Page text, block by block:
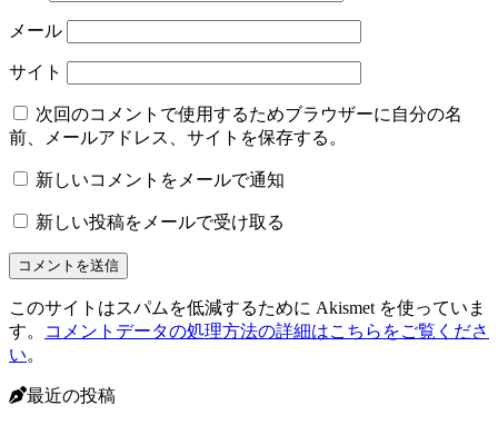
メール
サイト
次回のコメントで使用するためブラウザーに自分の名
前、メールアドレス、サイトを保存する。
新しいコメントをメールで通知
新しい投稿をメールで受け取る
このサイトはスパムを低減するために Akismet を使っていま
す。
コメントデータの処理方法の詳細はこちらをご覧くださ
い。
最近の投稿